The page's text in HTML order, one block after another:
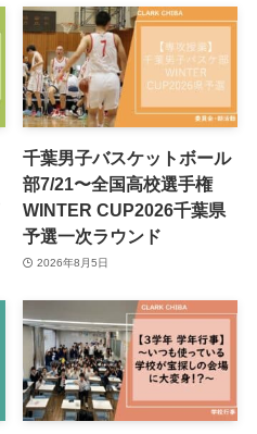
千葉男子バスケットボール
部7/21〜全国高校選手権
WINTER CUP2026千葉県
予選一次ラウンド
2026年8月5日